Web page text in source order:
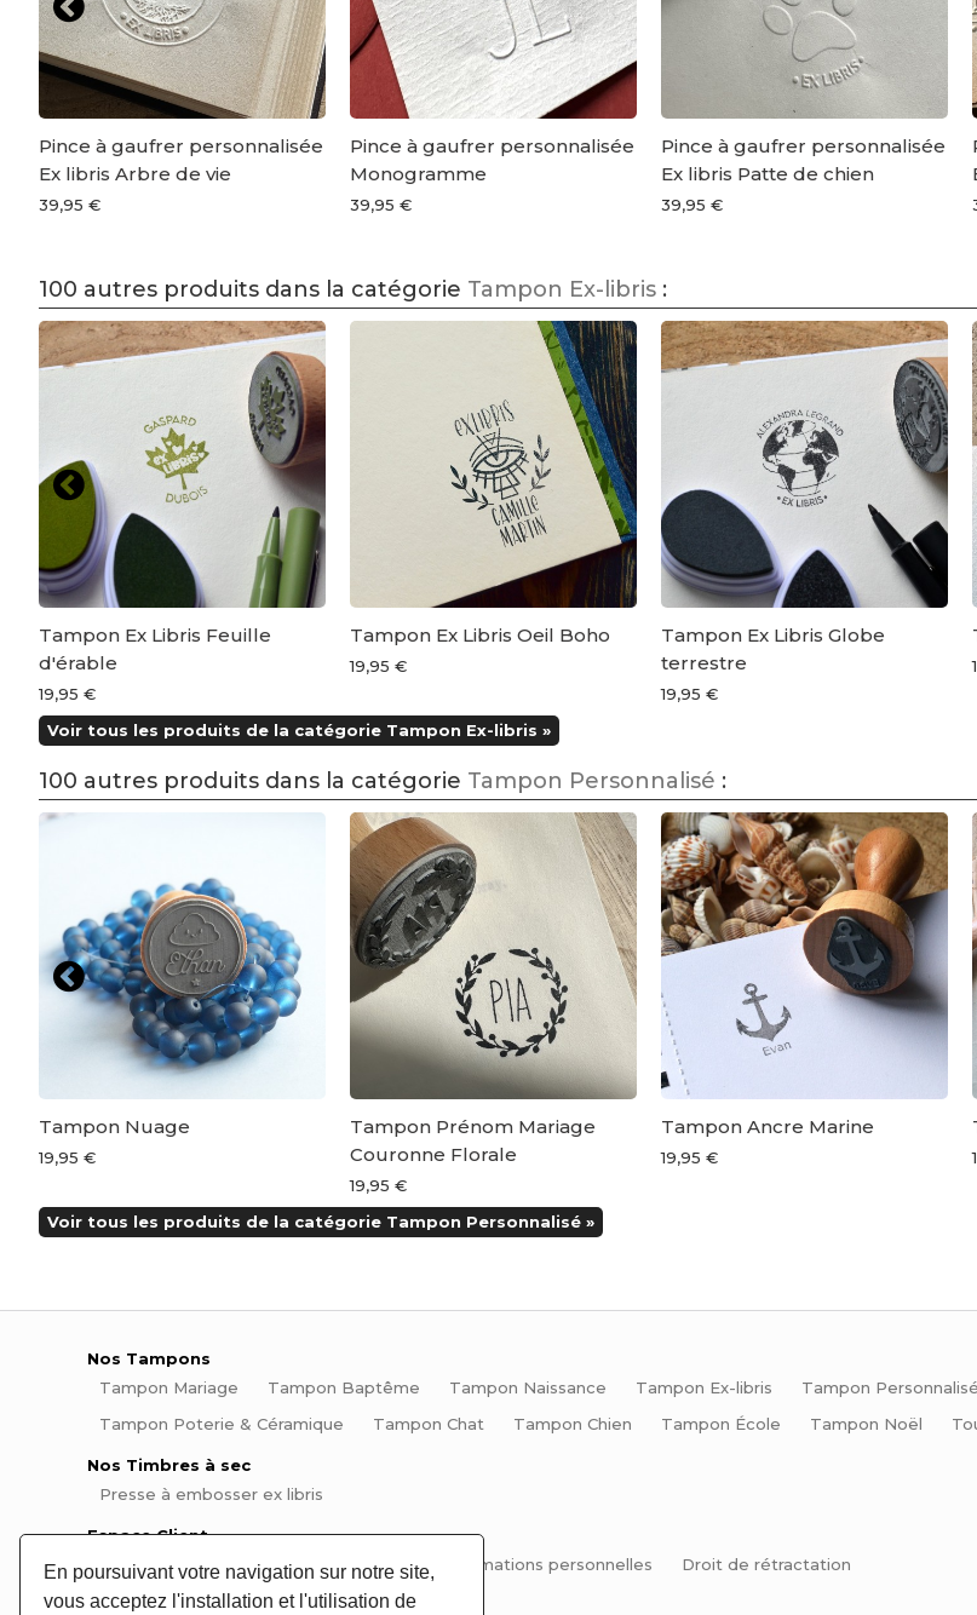
En poursuivant votre navigation sur notre site,
vous acceptez l'installation et l'utilisation de
Pince à gaufrer personnalisée
Ex libris Arbre de vie
39,95 €
Pince à gaufrer personnalisée
Monogramme
39,95 €
Pince à gaufrer personnalisée
Ex libris Patte de chien
39,95 €
100 autres produits dans la catégorie Tampon Ex-libris :
Tampon Ex Libris Feuille
d'érable
19,95 €
Tampon Ex Libris Oeil Boho
19,95 €
Tampon Ex Libris Globe
terrestre
19,95 €
Voir tous les produits de la catégorie Tampon Ex-libris »
100 autres produits dans la catégorie Tampon Personnalisé :
Tampon Nuage
19,95 €
Tampon Prénom Mariage
Couronne Florale
19,95 €
Tampon Ancre Marine
19,95 €
Voir tous les produits de la catégorie Tampon Personnalisé »
Nos Tampons
Tampon Mariage
Tampon Baptême Tampon Naissance Tampon Ex-libris
Tampon Personnalisé
Tampon Poterie & Céramique
Tampon Chat Tampon Chien Tampon École Tampon Noël
Nos Timbres à sec
Presse à embosser ex libris
Espace Client
Mon compte
Mes commandes Mes informations personnelles Droit de rétractation
Informations